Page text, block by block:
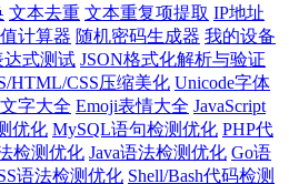
文本去重 文本重复项提取 IP地址
计算器 随机密码生成器 我的设备
达式测试 JSON格式化解析与验证
HTML/CSS压缩美化 Unicode字体
字大全 Emoji表情大全 JavaScript
优化 MySQL语句检测优化 PHP代
检测优化 Java语法检测优化 Go语
语法检测优化 Shell/Bash代码检测